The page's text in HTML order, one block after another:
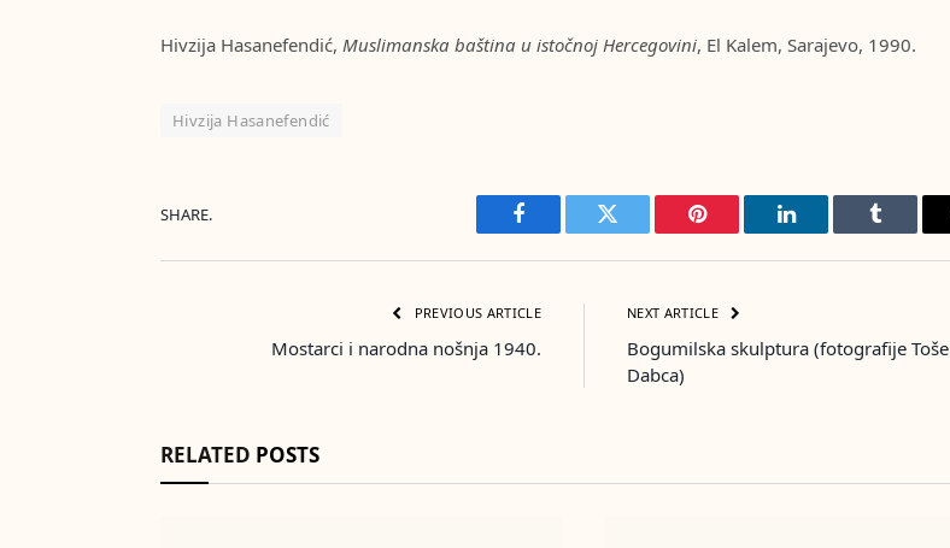
Hivzija Hasanefendić, Muslimanska baština u istočnoj Hercegovini, El Kalem, Sarajevo, 1990.
Hivzija Hasanefendić
SHARE.
Facebook Twitter Pinterest LinkedIn Tumblr
PREVIOUS ARTICLE
Mostarci i narodna nošnja 1940.
NEXT ARTICLE
Bogumilska skulptura (fotografije Toše
Dabca)
RELATED POSTS